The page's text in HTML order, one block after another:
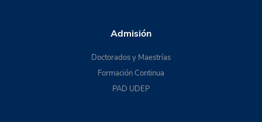
Admisión
Doctorados y Maestrías
Formación Continua
PAD UDEP